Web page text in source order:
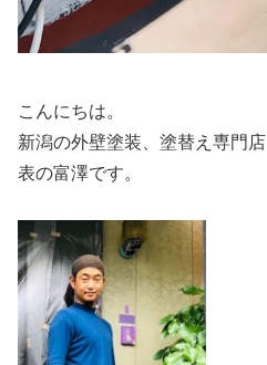
こんにちは。
新潟の外壁塗装、塗替え専門
表の富澤です。